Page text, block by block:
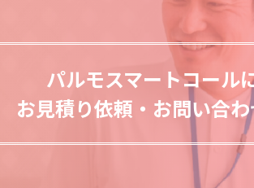
パルモスマートコール
お見積り依頼・お問い合